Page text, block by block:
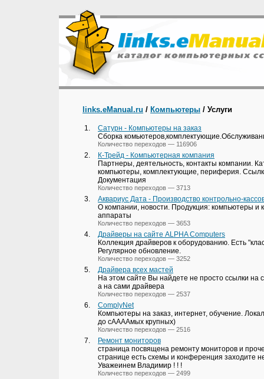
links.eManual.ru / Компьютеры / Услуги
1.
Сатурн - Компьютеры на заказ
Сборка
Количество переходов — 116906
2.
К-Трейд - Компьютерная компания
Партнеры, деятельность, контакты компании.
компьютеры, комплектующие, периферия.
Документация
Количество переходов — 3713
3.
Аквариус Дата - Производство контрольно-
О компании, новости. Продукция: компьютеры и
аппараты
Количество переходов — 3653
4.
Драйверы на сайте ALPHA Computers
Коллекция драйверов к оборудованию. Есть
Регулярное обновление.
Количество переходов — 3252
5.
Драйвера всех мастей
На этом сайте Вы найдете не просто ссылки на
а на сами драйвера
Количество переходов — 2537
6.
ComplyNet
Компьютеры на заказ, интернет, обучение.
до сААААмых крупных)
Количество переходов — 2516
7.
Ремонт мониторов
страница посвящена ремонту мониторов и
странице есть схемы и конференция заходите
Уважеинем Владимир ! ! !
Количество переходов — 2499